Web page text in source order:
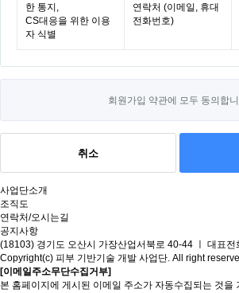
한 통지,
CS대응을 위한 이용
자 식별
연락처 (이메일, 휴대
전화번호)
회원가입 약관에 모두 동의합
취소
사업단소개
조직도
연락처/오시는길
공지사항
(18103) 경기도 오산시 가장산업서북로 40-44 ㅣ 대표
Copyright(c) 피부 기반기술 개발 사업단. All right
[이메일주소무단수집거부]
본 홈페이지에 게시된 이메일 주소가 자동수집되는 것을